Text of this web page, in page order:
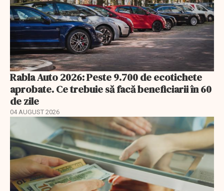
Rabla Auto 2026: Peste 9.700 de ecotichete
aprobate. Ce trebuie să facă beneficiarii în 60
de zile
04 AUGUST 2026